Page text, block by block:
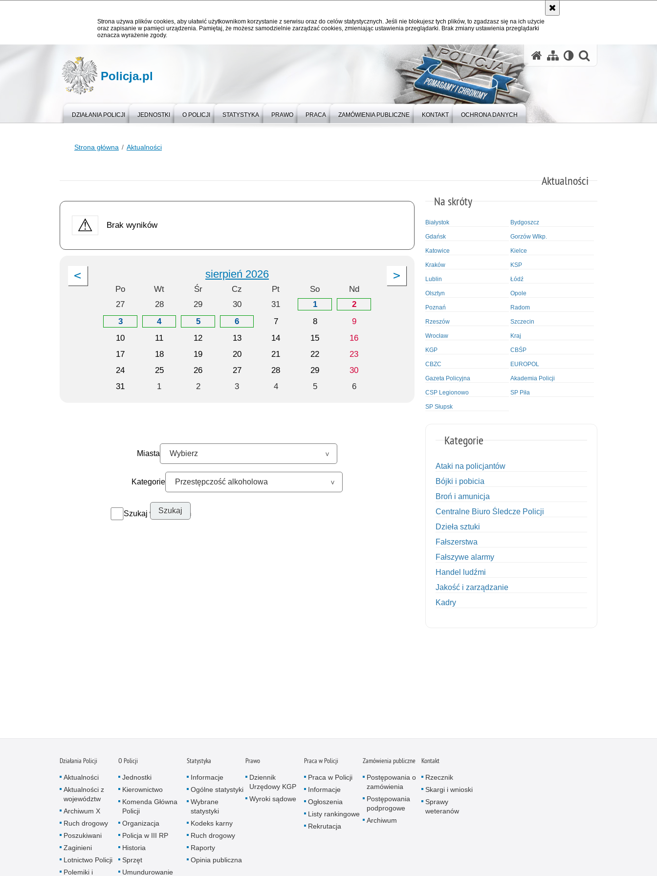
Strona używa plików cookies, aby ułatwić użytkownikom korzystanie z serwisu oraz do celów statystycznych. Jeśli nie blokujesz tych plików, to zgadzasz się na ich użycie
oraz zapisanie w pamięci urządzenia. Pamiętaj, że możesz samodzielnie zarządzać cookies, zmieniając ustawienia przeglądarki. Brak zmiany ustawienia przeglądarki
oznacza wyrażenie zgody.
Policja.pl
DZIAŁANIA POLICJI JEDNOSTKI O POLICJI STATYSTYKA PRAWO PRACA ZAMÓWIENIA PUBLICZNE KONTAKT OCHRONA DANYCH
Strona główna Aktualności
Aktualności
Brak wyników
sierpień 2026
Po Wt Śr Cz Pt So
Nd
27
28 29 30 31 1
2
3
4 5 6 7 8
9
10
11 12 13 14 15
16
17
18 19 20 21 22
23
24
25 26 27 28 29
30
31
1 2 3 4 5 6
Miasta
Kategorie
Szukaj w archiwum
Na skróty
Białystok Bydgoszcz
Gdańsk Gorzów Wlkp.
Katowice Kielce
Kraków KSP
Lublin Łódź
Olsztyn Opole
Poznań Radom
Rzeszów Szczecin
Wrocław Kraj
KGP CBŚP
CBZC EUROPOL
Gazeta Policyjna Akademia Policji
CSP Legionowo SP Piła
SP Słupsk
Kategorie
Ataki na policjantów
Bójki i pobicia
Broń i amunicja
Centralne Biuro Śledcze Policji
Dzieła sztuki
Fałszerstwa
Fałszywe alarmy
Handel ludźmi
Jakość i zarządzanie
Kadry
Nietrzeźwi kierujący
Nietrzeźwi opiekunowie
Działania Policji
Aktualności
Aktualności z
województw
Archiwum X
Ruch drogowy
Poszukiwani
Zaginieni
Lotnictwo Policji
Polemiki i
O Policji
Jednostki
Kierownictwo
Komenda Główna
Policji
Organizacja
Policja w III RP
Historia
Sprzęt
Umundurowanie
Statystyka
Informacje
Ogólne statystyki
Wybrane
statystyki
Kodeks karny
Ruch drogowy
Raporty
Opinia publiczna
Prawo
Dziennik
Urzędowy KGP
Wyroki sądowe
Praca w Policji
Praca w Policji
Informacje
Ogłoszenia
Listy rankingowe
Rekrutacja
Zamówienia publiczne
Postępowania o
zamówienia
Postępowania
podprogowe
Archiwum
Kontakt
Rzecznik
Skargi i wnioski
Sprawy
weteranów